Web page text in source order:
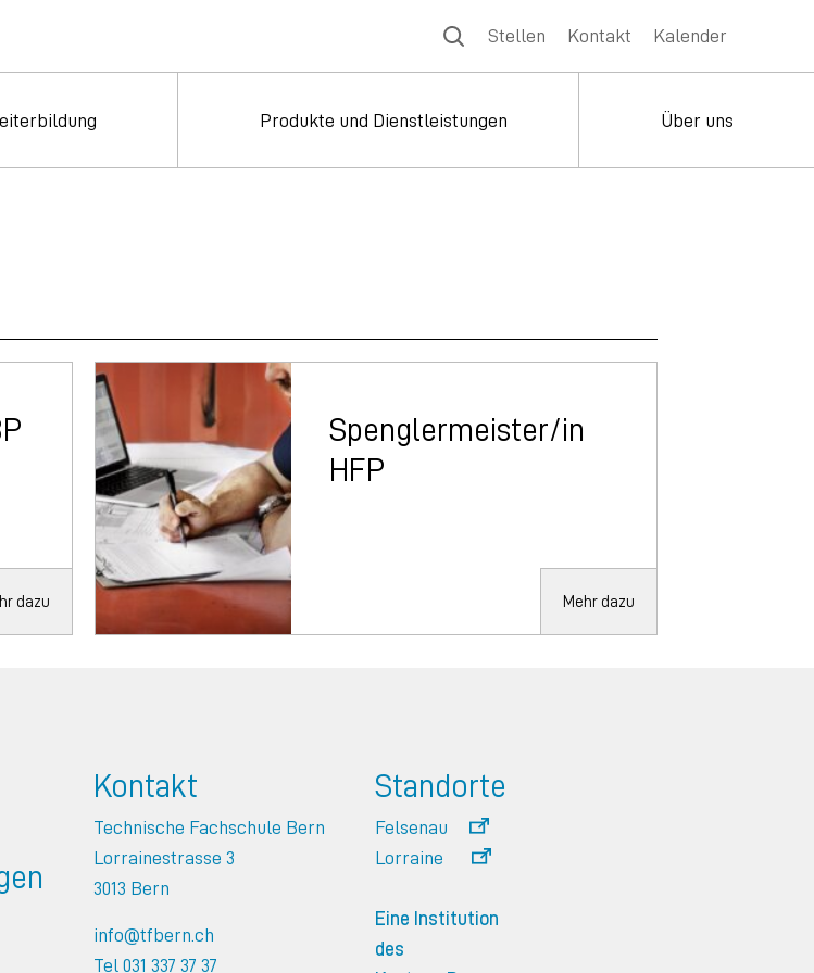
Stellen Kontakt Kalender
Produkte und Dienstleistungen Über uns
dazu
Spenglermeister/in
HFP
Mehr dazu
Kontakt
Technische Fachschule Bern
Lorrainestrasse 3
3013 Bern
info@tfbern.ch
Tel 031 337 37 37
Standorte
Felsenau
Lorraine
Eine Institution
des